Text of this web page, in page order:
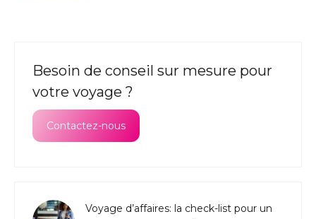
Besoin de conseil sur mesure pour
votre voyage ?
Contactez-nous
Voyage d’affaires: la check-list pour un